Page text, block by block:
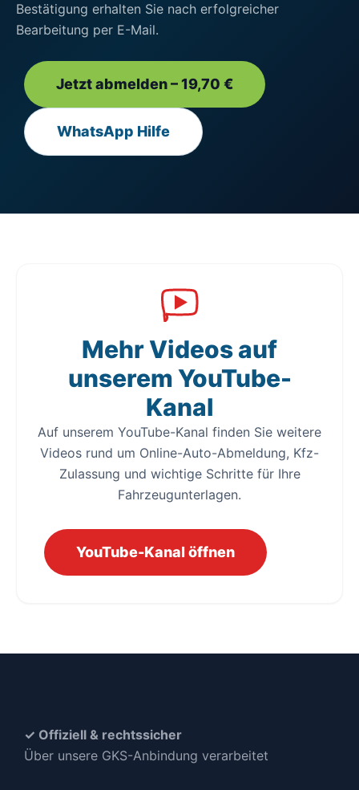
Bestätigung erhalten Sie nach erfolgreicher
Bearbeitung per E-Mail.
Jetzt abmelden – 19,70 €
WhatsApp Hilfe
Mehr Videos auf
unserem YouTube-
Kanal
Auf unserem YouTube-Kanal finden Sie weitere
Videos rund um Online-Auto-Abmeldung, Kfz-
Zulassung und wichtige Schritte für Ihre
Fahrzeugunterlagen.
YouTube-Kanal öffnen
✓ Offiziell & rechtssicher
Über unsere GKS-Anbindung verarbeitet